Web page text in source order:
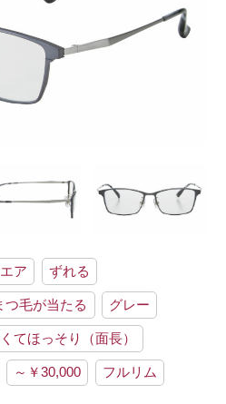
ア ずれる
つ毛が当たる グレー
てほっそり（面長）
～￥30,000 フルリム